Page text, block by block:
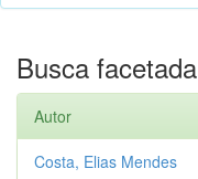
Busca facetada
Autor
Costa, Elias Mendes